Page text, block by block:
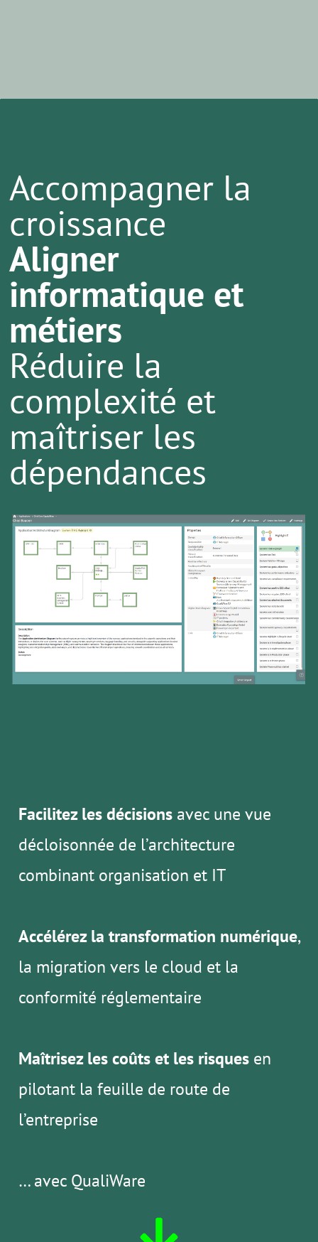
Accompagner la
croissance
Aligner
informatique et
métiers
Réduire la
complexité et
maîtriser les
dépendances
Facilitez les décisionsavec une vue
décloisonnée de l’architecture
combinant organisation et IT
Accélérez la transformation numérique,
la migration vers le cloud et la
conformité réglementaire
Maîtrisez les coûts et les risquesen
pilotant la feuille de route de
l’entreprise
… avec QualiWare